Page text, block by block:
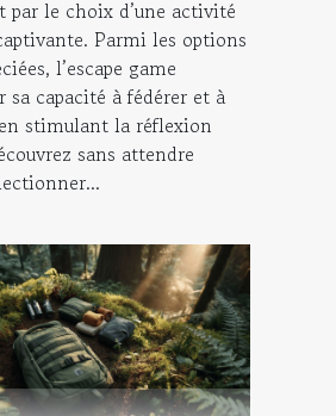
par le choix d’une activité
Parmi les options
l’escape game
sa capacité à fédérer et à
stimulant la réflexion
sans attendre